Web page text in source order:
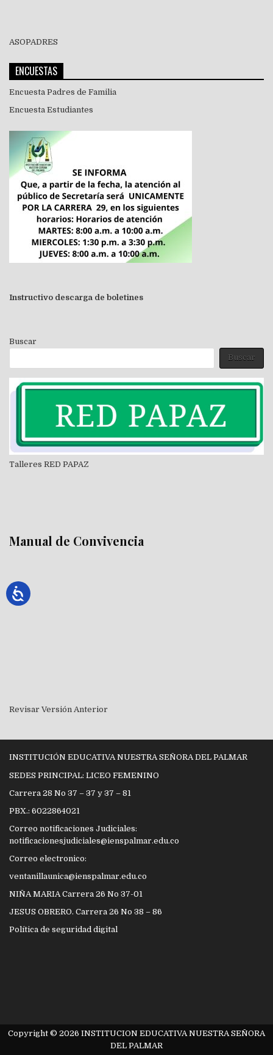
ASOPADRES
ENCUESTAS
Encuesta Padres de Familia
Encuesta Estudiantes
Instructivo descarga de boletines
Buscar
Buscar
Talleres RED PAPAZ
Manual de Convivencia
Revisar Versión Anterior
INSTITUCIÓN EDUCATIVA NUESTRA SEÑORA DEL PALMAR
SEDES PRINCIPAL: LICEO FEMENINO
Carrera 28 No 37 – 37 y 37 – 81
PBX.: 6022864021
Correo notificaciones Judiciales:
notificacionesjudiciales@ienspalmar.edu.co
Correo electronico:
ventanillaunica@ienspalmar.edu.co
NIÑA MARIA Carrera 26 No 37-01
JESUS OBRERO. Carrera 26 No 38 – 86
Política de seguridad digital
Copyright © 2026 INSTITUCION EDUCATIVA NUESTRA SEÑORA
DEL PALMAR